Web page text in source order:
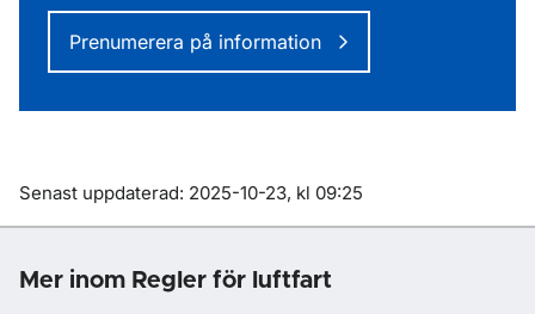
Prenumerera på information
Om sidan
Senast uppdaterad: 2025-10-23, kl 09:25
Mer inom Regler för luftfart